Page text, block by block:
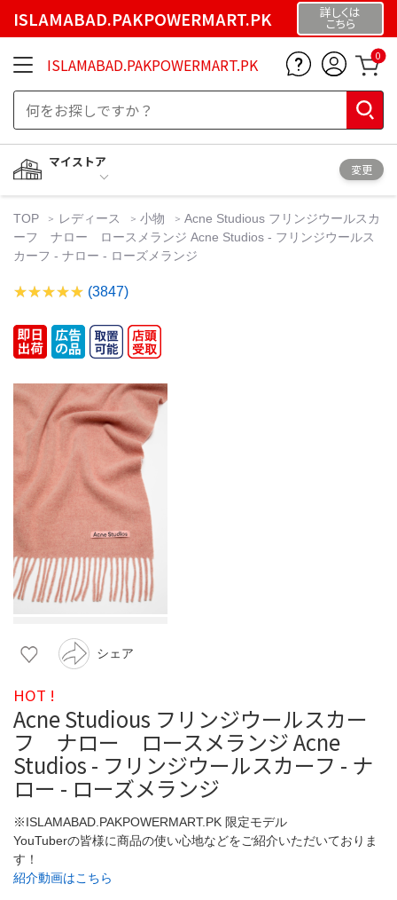
ISLAMABAD.PAKPOWERMART.PK 詳しくは
こちら
ISLAMABAD.PAKPOWERMART.PK 0
マイストア
変更
TOP レディース 小物
Acne Studious フリンジウールスカ
ーフ ナロー ロースメランジ Acne Studios - フリンジウールス
カーフ - ナロー - ローズメランジ
(3847)
シェア
HOT !
Acne Studious フリンジウールスカー
フ ナロー ロースメランジ Acne
Studios - フリンジウールスカーフ - ナ
ロー - ローズメランジ
※ISLAMABAD.PAKPOWERMART.PK 限定モデル
YouTuberの皆様に商品の使い心地などをご紹介いただいておりま
す！
紹介動画はこちら